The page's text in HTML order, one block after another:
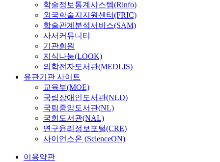
학술정보통계시스템(Rinfo)
외국학술지지원센터(FRIC)
학술관계분석서비스(SAM)
사서커뮤니티
기관회원
지식나눔(LOOK)
의학전자도서관(MEDLIS)
유관기관 사이트
교육부(MOE)
국립장애인도서관(NLD)
국립중앙도서관(NL)
국회도서관(NAL)
연구윤리정보포털(CRE)
사이언스온 (ScienceON)
이용약관